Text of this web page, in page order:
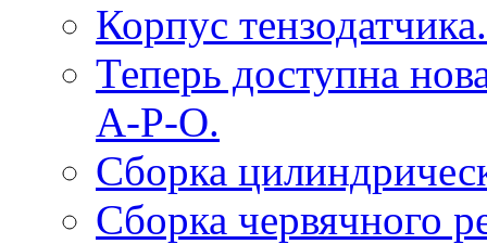
Корпус тензодатчика.
Теперь доступна
A-P-O.
Сборка
Сборка червячного